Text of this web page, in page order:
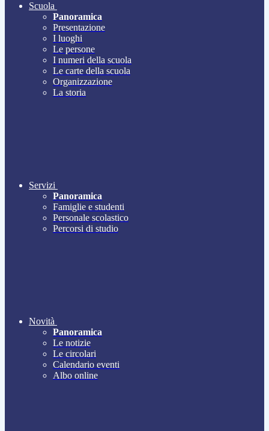
Scuola
Panoramica
Presentazione
I luoghi
Le persone
I numeri della scuola
Le carte della scuola
Organizzazione
La storia
Servizi
Panoramica
Famiglie e studenti
Personale scolastico
Percorsi di studio
Novità
Panoramica
Le notizie
Le circolari
Calendario eventi
Albo online